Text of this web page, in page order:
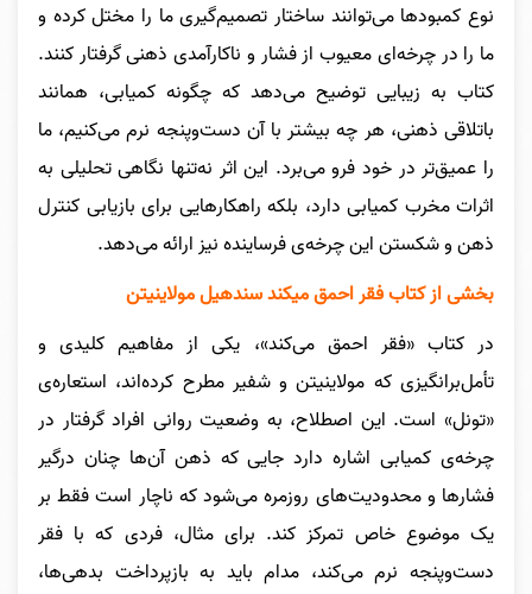
نوع کمبودها می‌توانند ساختار تصمیم‌گیری ما را مختل کرده و
ما را در چرخه‌ای معیوب از فشار و ناکارآمدی ذهنی گرفتار کنند.
کتاب به زیبایی توضیح می‌دهد که چگونه کمیابی، همانند
باتلاقی ذهنی، هر چه بیشتر با آن دست‌وپنجه نرم می‌کنیم، ما
را عمیق‌تر در خود فرو می‌برد. این اثر نه‌تنها نگاهی تحلیلی به
اثرات مخرب کمیابی دارد، بلکه راهکارهایی برای بازیابی کنترل
ذهن و شکستن این چرخه‌ی فرساینده نیز ارائه می‌دهد.
بخشی از کتاب فقر احمق میکند سندهیل مولاینیتن
در کتاب «فقر احمق می‌کند»، یکی از مفاهیم کلیدی و
تأمل‌برانگیزی که مولاینیتن و شفیر مطرح کرده‌اند، استعاره‌ی
«تونل» است. این اصطلاح، به وضعیت روانی افراد گرفتار در
چرخه‌ی کمیابی اشاره دارد جایی که ذهن آن‌ها چنان درگیر
فشارها و محدودیت‌های روزمره می‌شود که ناچار است فقط بر
یک موضوع خاص تمرکز کند. برای مثال، فردی که با فقر
دست‌وپنجه نرم می‌کند، مدام باید به بازپرداخت بدهی‌ها،